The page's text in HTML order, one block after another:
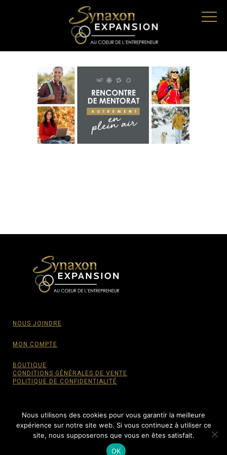
NOUS JOINDRE
MON COMPTE
BOUTIQUE
CONDITIONS GÉNÉRALES DE VENTE
POLITIQUE DE CONFIDENTIALITÉ
© SYNAXON EXPANSION, 2015-2022 - Tous droits
réservés.
Nous utilisons des cookies pour vous garantir la meilleure
expérience sur notre site web. Si vous continuez à utiliser ce
site, nous supposerons que vous en êtes satisfait.
OK